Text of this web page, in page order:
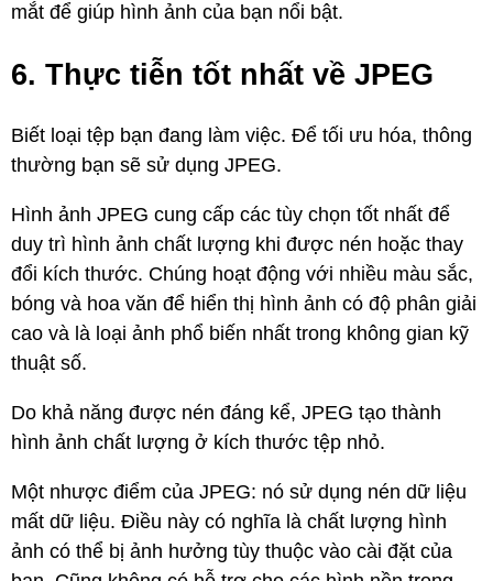
mắt để giúp hình ảnh của bạn nổi bật.
6. Thực tiễn tốt nhất về JPEG
Biết loại tệp bạn đang làm việc. Để tối ưu hóa, thông
thường bạn sẽ sử dụng JPEG.
Hình ảnh JPEG cung cấp các tùy chọn tốt nhất để
duy trì hình ảnh chất lượng khi được nén hoặc thay
đổi kích thước. Chúng hoạt động với nhiều màu sắc,
bóng và hoa văn để hiển thị hình ảnh có độ phân giải
cao và là loại ảnh phổ biến nhất trong không gian kỹ
thuật số.
Do khả năng được nén đáng kể, JPEG tạo thành
hình ảnh chất lượng ở kích thước tệp nhỏ.
Một nhược điểm của JPEG: nó sử dụng nén dữ liệu
mất dữ liệu. Điều này có nghĩa là chất lượng hình
ảnh có thể bị ảnh hưởng tùy thuộc vào cài đặt của